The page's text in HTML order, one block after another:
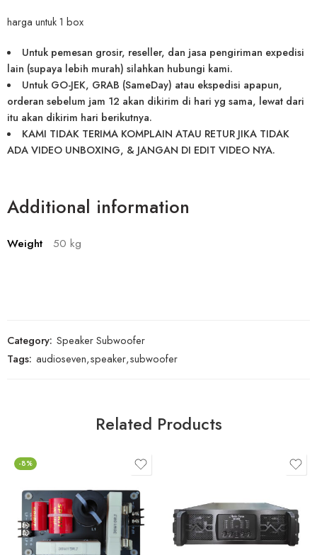
harga untuk 1 box
Untuk pemesan grosir, reseller, dan jasa pengiriman expedisi
lain (supaya lebih murah) silahkan hubungi kami.
Untuk GO-JEK, GRAB (SameDay) atau ekspedisi apapun,
orderan sebelum jam 12 akan dikirim di hari yg sama, lewat dari
itu akan dikirim hari berikutnya.
KAMI TIDAK TERIMA KOMPLAIN ATAU RETUR JIKA TIDAK
ADA VIDEO UNBOXING, & JANGAN DI EDIT VIDEO NYA.
Additional information
Weight 50 kg
Category: Speaker Subwoofer
Tags: audioseven,speaker,subwoofer
Related Products
-8%